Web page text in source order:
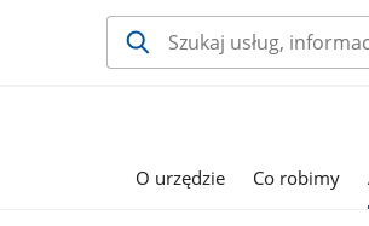
O urzędzie Co robimy